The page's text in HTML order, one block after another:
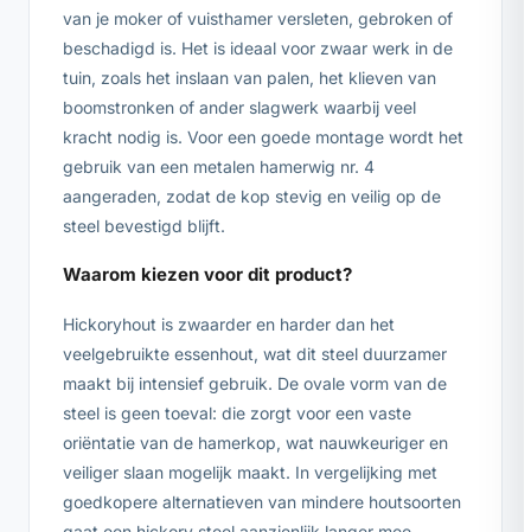
van je moker of vuisthamer versleten, gebroken of
beschadigd is. Het is ideaal voor zwaar werk in de
tuin, zoals het inslaan van palen, het klieven van
boomstronken of ander slagwerk waarbij veel
kracht nodig is. Voor een goede montage wordt het
gebruik van een metalen hamerwig nr. 4
aangeraden, zodat de kop stevig en veilig op de
steel bevestigd blijft.
Waarom kiezen voor dit product?
Hickoryhout is zwaarder en harder dan het
veelgebruikte essenhout, wat dit steel duurzamer
maakt bij intensief gebruik. De ovale vorm van de
steel is geen toeval: die zorgt voor een vaste
oriëntatie van de hamerkop, wat nauwkeuriger en
veiliger slaan mogelijk maakt. In vergelijking met
goedkopere alternatieven van mindere houtsoorten